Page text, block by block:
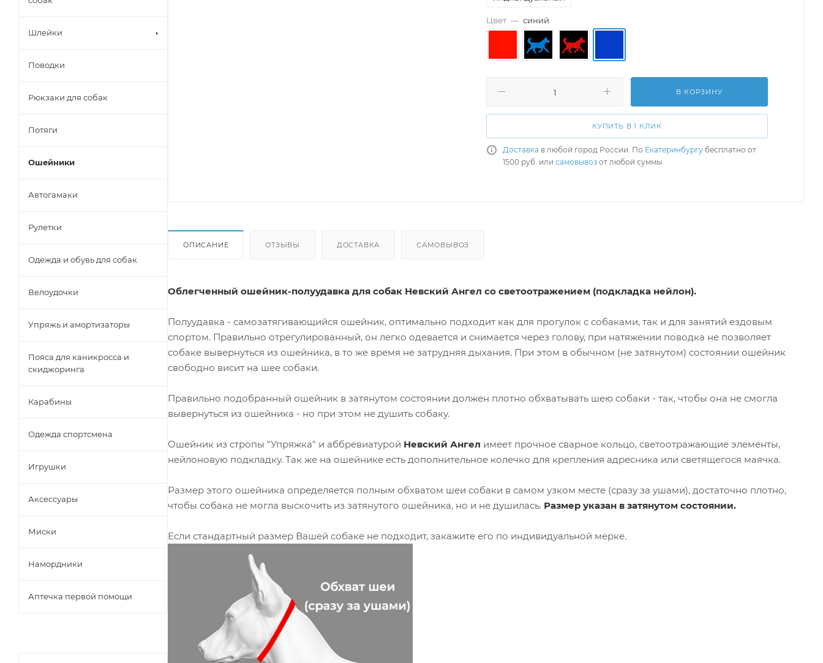
Цвет — синий
В КОРЗИНУ
КУПИТЬ В 1 КЛИК
Доставка в любой город России. По Екатеринбургу бесплатно от
1500 руб. или самовывоз от любой суммы.
ОПИСАНИЕ ОТЗЫВЫ ДОСТАВКА САМОВЫВОЗ
Облегченный ошейник-полуудавка для собак Невский Ангел со светоотражением (подкладка нейлон).
Полуудавка - самозатягивающийся ошейник, оптимально подходит как для прогулок с собаками, так и для занятий ездовым
спортом. Правильно отрегулированный, он легко одевается и снимается через голову, при натяжении поводка не позволяет
собаке вывернуться из ошейника, в то же время не затрудняя дыхания. При этом в обычном (не затянутом) состоянии ошейник
свободно висит на шее собаки.
Правильно подобранный ошейник в затянутом состоянии должен плотно обхватывать шею собаки - так, чтобы она не смогла
вывернуться из ошейника - но при этом не душить собаку.
Ошейник из стропы "Упряжка" и аббревиатурой Невский Ангел имеет прочное сварное кольцо, светоотражающие элементы,
нейлоновую подкладку. Так же на ошейнике есть дополнительное колечко для крепления адресника или светящегося маячка.
Размер этого ошейника определяется полным обхватом шеи собаки в самом узком месте (сразу за ушами), достаточно плотно,
чтобы собака не могла выскочить из затянутого ошейника, но и не душилась. Размер указан в затянутом состоянии.
Если стандартный размер Вашей собаке не подходит, закажите его по индивидуальной мерке.
Шлейки
Поводки
Рюкзаки для собак
Потяги
Ошейники
Автогамаки
Рулетки
Одежда и обувь для собак
Велоудочки
Упряжь и амортизаторы
Пояса для каникросса и
скиджоринга
Карабины
Одежда спортсмена
Игрушки
Аксессуары
Миски
Намордники
Аптечка первой помощи